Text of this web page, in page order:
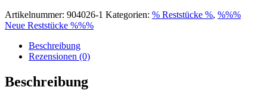
Artikelnummer: 904026-1 Kategorien: % Reststücke %, %%%
Neue Reststücke %%%
Beschreibung
Rezensionen (0)
Beschreibung